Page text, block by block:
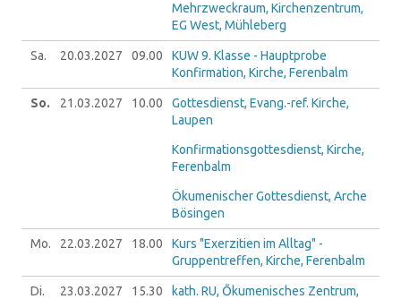
Mehrzweckraum, Kirchenzentrum,
EG West, Mühleberg
Sa. 20.03.2027 09.00
KUW 9. Klasse - Hauptprobe
Konfirmation, Kirche, Ferenbalm
So. 21.03.2027 10.00
Gottesdienst, Evang.-ref. Kirche,
Laupen
Konfirmationsgottesdienst, Kirche,
Ferenbalm
Ökumenischer Gottesdienst, Arche
Bösingen
Mo. 22.03.2027 18.00
Kurs "Exerzitien im Alltag" -
Gruppentreffen, Kirche, Ferenbalm
Di. 23.03.2027 15.30
kath. RU, Őkumenisches Zentrum,